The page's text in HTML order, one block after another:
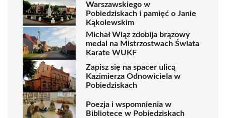
Warszawskiego w
Pobiedziskach i pamięć o Janie
Kąkolewskim
Michał Wiąz zdobija brązowy
medal na Mistrzostwach Świata
Karate WUKF
Zapisz się na spacer ulicą
Kazimierza Odnowiciela w
Pobiedziskach
Poezja i wspomnienia w
Bibliotece w Pobiedziskach